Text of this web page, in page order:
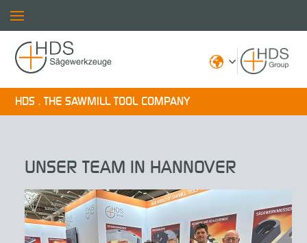
HDS . THE SAWMILL TOOL COMPANY
UNSER TEAM IN HANNOVER